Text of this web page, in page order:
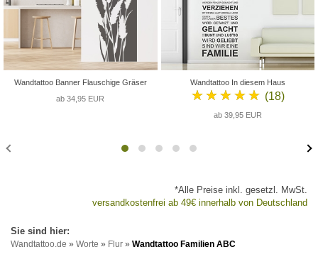
Wandtattoo Banner Flauschige Gräser
ab 34,95 EUR
Wandtattoo In diesem Haus
★★★★★ (18)
ab 39,95 EUR
*Alle Preise inkl. gesetzl. MwSt.
versandkostenfrei ab 49€ innerhalb von Deutschland
Wandtattoo.de » Worte » Flur » Wandtattoo Familien ABC